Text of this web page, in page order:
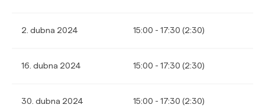
2. dubna 2024 15:00 - 17:30 (2:30)
16. dubna 2024 15:00 - 17:30 (2:30)
30. dubna 2024 15:00 - 17:30 (2:30)